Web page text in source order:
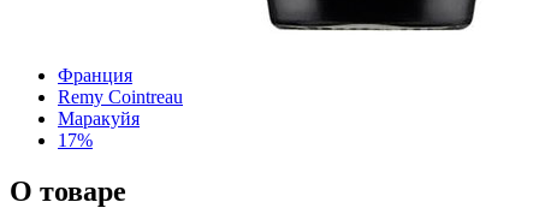
Франция
Remy Cointreau
Маракуйя
17%
О товаре